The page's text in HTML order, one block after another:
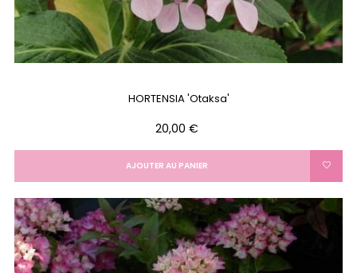
HORTENSIA 'Otaksa'
Prix
20,00 €
AJOUTER AU PANIER